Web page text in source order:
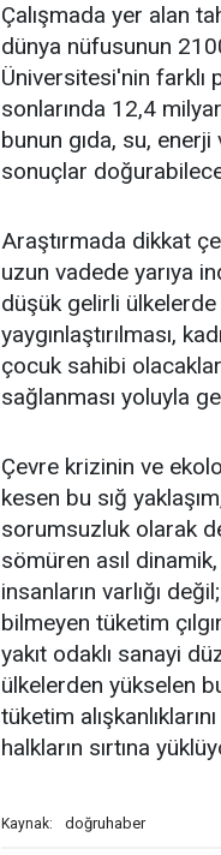
Çalışmada yer alan
dünya nüfusunun
Üniversitesi'nin farklı
sonlarında 12,4
bunun gıda, su,
sonuçlar
Araştırmada dikkat
uzun vadede yarıya
düşük gelirli
yaygınlaştırılması,
çocuk sahibi
sağlanması yoluyla
Çevre krizinin ve
kesen bu sığ
sorumsuzluk olarak
sömüren asıl
insanların varlığı
bilmeyen tüketim
yakıt odaklı sanayi
ülkelerden yükselen
tüketim
halkların sırtına
Kaynak: doğruhaber